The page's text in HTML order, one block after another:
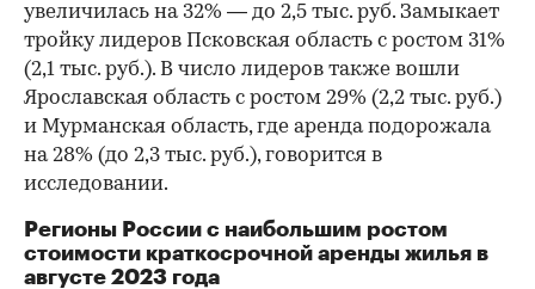
увеличилась на 32% — до 2,5 тыс. руб. Замыкает
тройку лидеров Псковская область с ростом 31%
(2,1 тыс. руб.). В число лидеров также вошли
Ярославская область с ростом 29% (2,2 тыс. руб.)
и Мурманская область, где аренда подорожала
на 28% (до 2,3 тыс. руб.), говорится в
исследовании.
Регионы России с наибольшим ростом
стоимости краткосрочной аренды жилья в
августе 2023 года